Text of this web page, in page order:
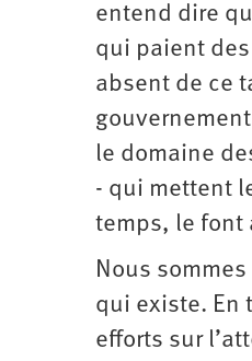
entend dire
qui paient
absent de ce
le domaine
- qui mettent
temps, le font
Nous
qui existe. En
efforts sur